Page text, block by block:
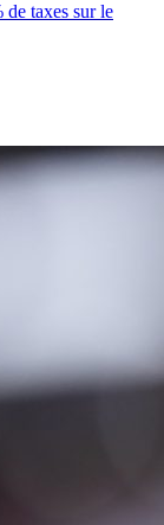
de taxes sur le